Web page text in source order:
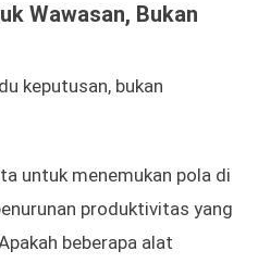
Wawasan, Bukan
keputusan, bukan
untuk menemukan pola di
produktivitas yang
beberapa alat